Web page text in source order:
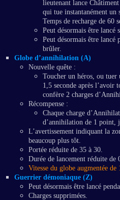
lieutenant lance
qui tue instantanément un
Temps de recharge de 60
Peut désormais être lancé
Peut désormais être lancé
brûler.
Globe d’annihilation (A)
Nouvelle quête :
Toucher un héros, ou tuer
1,5 seconde après l’avoir
confère 2 charges
Récompense :
Chaque charge
d’annihilation de 1 point,
L’avertissement indiquant la
beaucoup plus tôt.
Portée réduite de 35 à 30.
Durée de lancement réduite de
Vitesse du globe augmentée de
Guerrier démoniaque (Z)
Peut désormais être lancé
Charges supprimées.